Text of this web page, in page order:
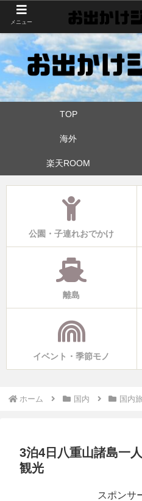
世界中・日本中を旅したおでかけ狂な
ポットを攻めていま
TOP
海外
楽天ROOM
公園・子連れおでかけ
離島
イベント・季節モノ
ホーム 国内 国内
3泊4日八重山諸島一
観光
スポンサ
メニュー